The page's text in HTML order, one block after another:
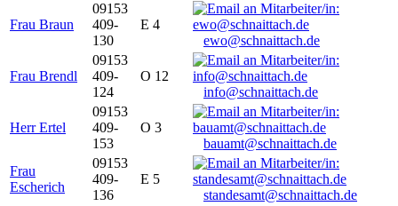
Frau Braun
09153
409-
130
E 4
ewo@schnaittach.de
Frau Brendl
09153
409-
124
O 12
info@schnaittach.de
Herr Ertel
09153
409-
153
O 3
bauamt@schnaittach.de
Frau
Escherich
09153
409-
136
E 5
standesamt@schnaittach.de